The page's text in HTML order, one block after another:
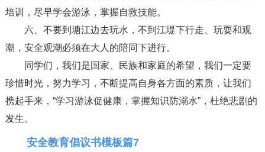
培训，尽早学会游泳，掌握自救技能。
六、不要到塘江边去玩水，不到江堤下行走、玩耍和观
潮，安全观潮必须在大人的陪同下进行。
同学们，我们是国家、民族和家庭的希望，我们一定要
珍惜时光，努力学习，不断提高自身各方面的素质，让我们
携起手来，“学习游泳促健康，掌握知识防溺水”，杜绝悲剧的
发生。
安全教育倡议书模板篇7